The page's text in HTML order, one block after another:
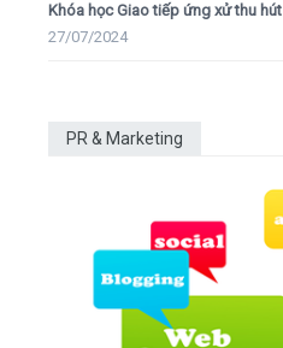
Khóa học Giao tiếp ứng xử thu hút
27/07/2024
PR & Marketing